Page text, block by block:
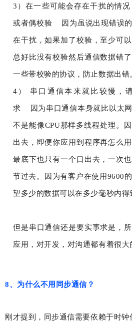
3）在一些可能会存在干扰的情
或者偶校验 因为虽说出现错误
在干扰，如果加了校验，至少可
总好比没有校验然后通信数据错
一些带校验的协议，防止数据出错
4） 串口通信本来就比较慢，
求 因为串口通信本身就比以太
不是能像CPU那样多线程处理。
出去，即便你应用到程序再怎么
最底下也只有一个口出去，一次
节过去。因为有客户在使用9600
望多少的数据可以在多少毫秒内得
但是串口通信还是要实事求是，
应用，对开发，对沟通都有着很大
8、为什么不用同步通信？
刚才提到，同步通信需要依赖于时